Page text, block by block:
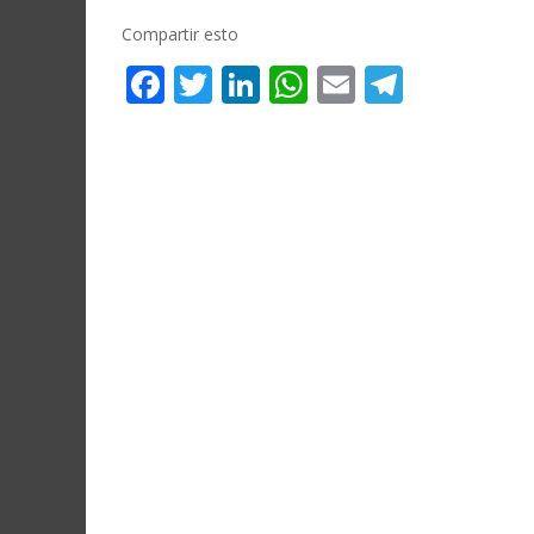
Compartir esto
Facebook
Twitter
LinkedIn
WhatsApp
Email